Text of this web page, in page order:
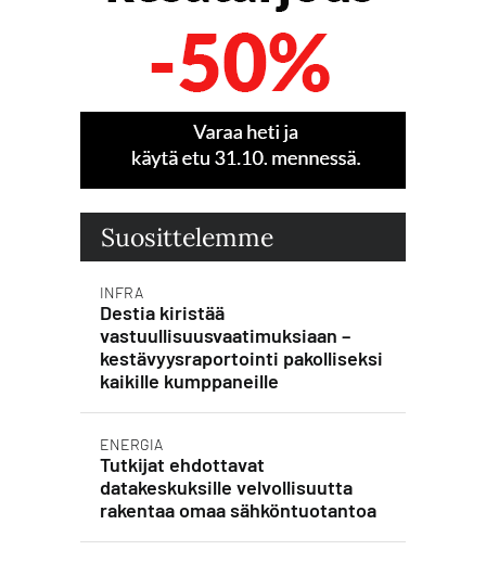
Suosittelemme
INFRA
Destia kiristää
vastuullisuusvaatimuksiaan –
kestävyysraportointi pakolliseksi
kaikille kumppaneille
ENERGIA
Tutkijat ehdottavat
datakeskuksille velvollisuutta
rakentaa omaa sähköntuotantoa